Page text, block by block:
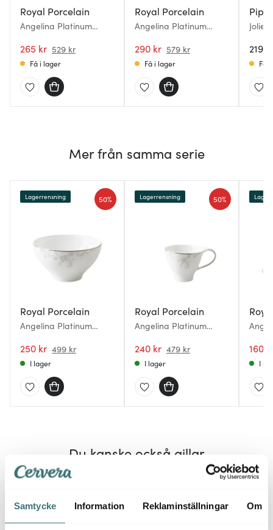
Samtycke Information Reklaminställningar Om
Royal Porcelain
Angelina Platinum
265 kr 529 kr
Få i lager
Royal Porcelain
Angelina Platinum
290 kr 579 kr
Få i lager
Pip
Jolie
219
Få
Mer från samma serie
Royal Porcelain
Angelina Platinum
250 kr 499 kr
50%
Lagerrensning
I lager
Royal Porcelain
Angelina Platinum
240 kr 479 kr
50%
Lagerrensning
I lager
160
I
Du kanske också gillar